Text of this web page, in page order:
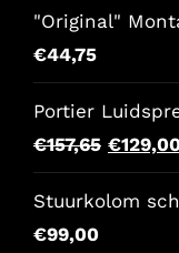
"Original"
€44,75
Portier
€157,65 Der
Preis
€
Stuurkolom
€99,00